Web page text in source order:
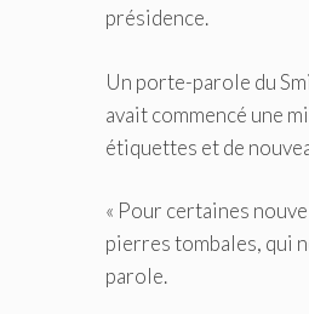
présidence.
Un porte-parole du
avait commencé une
étiquettes et de
« Pour certaines
pierres tombales, qui
parole.